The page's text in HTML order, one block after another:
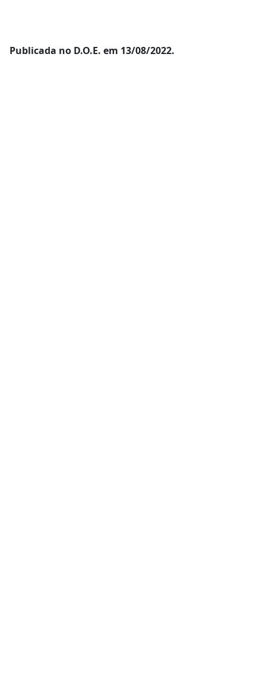
Publicada no D.O.E. em 13/08/2022.